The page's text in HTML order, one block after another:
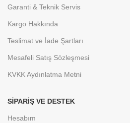
Garanti & Teknik Servis
Kargo Hakkında
Teslimat ve İade Şartları
Mesafeli Satış Sözleşmesi
KVKK Aydınlatma Metni
SIPARIŞ VE DESTEK
Hesabım